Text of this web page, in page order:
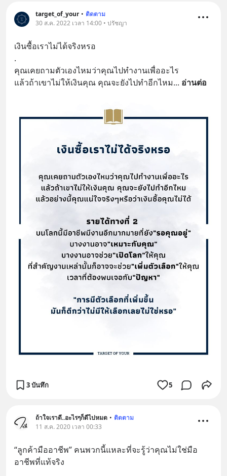
target_of_your • ติดตาม
30 ส.ค. 2022 เวลา 14:00 • ปรัชญา
เงินซื้อเราไม่ได้จริงหรอ
.
คุณเคยถามตัวเองไหมว่าคุณไปทำงานเพื่ออะไร
แล้วถ้าเขาไม่ให้เงินคุณ คุณจะยังไปทำอีกไหม... อ่านต่อ
3 บันทึก 5
ถ้าใจเราดี..อะไรๆก็ดีไปหมด • ติดตาม
11 ส.ค. 2020 เวลา 00:33
“ลูกค้ามืออาชีพ” คนพวกนี้แหละที่จะรู้ว่าคุณไม่ใช่มือ
อาชีพที่แท้จริง